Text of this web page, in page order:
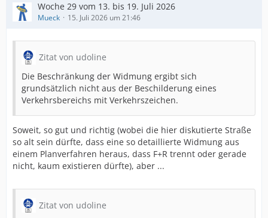
Woche 29 vom 13. bis 19. Juli 2026
Mueck 15. Juli 2026 um 21:46
Zitat von udoline
Die Beschränkung der Widmung ergibt sich
grundsätzlich nicht aus der Beschilderung eines
Verkehrsbereichs mit Verkehrszeichen.
Soweit, so gut und richtig (wobei die hier diskutierte Straße
so alt sein dürfte, dass eine so detaillierte Widmung aus
einem Planverfahren heraus, dass F+R trennt oder gerade
nicht, kaum existieren dürfte), aber ...
Zitat von udoline